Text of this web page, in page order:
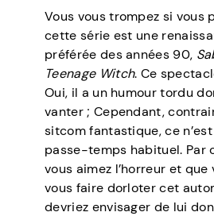
Vous vous trompez si vous
cette série est une
préférée des années 90,
Teenage Witch. Ce
Oui, il a un humour tordu
vanter ; Cependant,
sitcom fantastique, ce
passe-temps habituel. Par
vous aimez l’horreur et que
vous faire dorloter cet
devriez envisager de lui